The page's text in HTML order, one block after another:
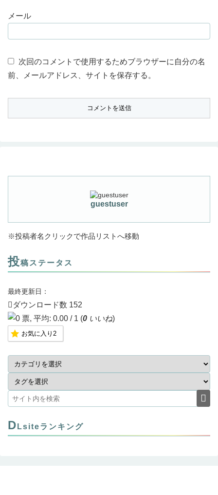
メール
次回のコメントで使用するためブラウザーに自分の名
前、メールアドレス、サイトを保存する。
guestuser
※投稿者名クリックで作品リストへ移動
投稿ステータス
最終更新日：
ダウンロード数 152
(0 いいね)
お気に入り 2
D Lsiteランキング